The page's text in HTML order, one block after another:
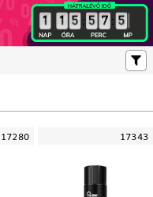
: :
17280 17343